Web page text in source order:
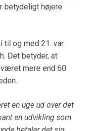
betydeligt højere
til og med 21. var
Det betyder, at
mere end 60
en uge ud over det
en udvikling som